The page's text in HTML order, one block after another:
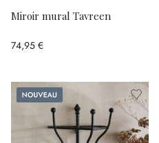
Miroir mural Tavreen
74,95 €
Nouveau